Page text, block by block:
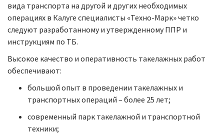
вида транспорта на другой и других необходимых
операциях в Калуге специалисты «Техно-Марк» четко
следуют разработанному и утвержденному ППР и
инструкциям по ТБ.
Высокое качество и оперативность такелажных работ
обеспечивают:
большой опыт в проведении такелажных и
транспортных операций – более 25 лет;
современный парк такелажной и транспортной
техники;